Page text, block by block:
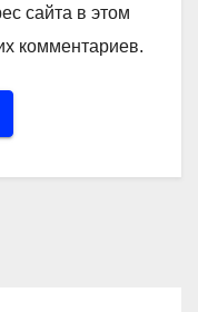
сайта в этом
комментариев.